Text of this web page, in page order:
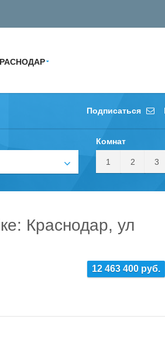
Подписаться
Комнат
1 2 3
Краснодар, ул
12 463 400 руб.